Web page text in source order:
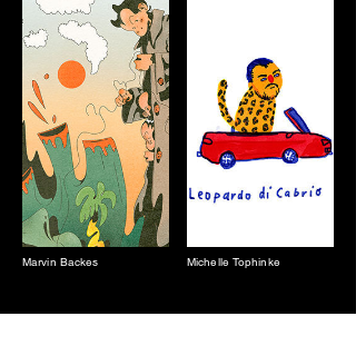
Marvin Backes Michelle Tophinke